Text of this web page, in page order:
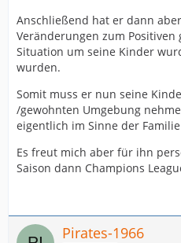
Anschließend hat er dann
Veränderungen zum
Situation um seine Kinder
wurden.
Somit muss er nun seine
/gewohnten Umgebung
eigentlich im Sinne der
Es freut mich aber für ihn
Saison dann Champions
Pirates-1966